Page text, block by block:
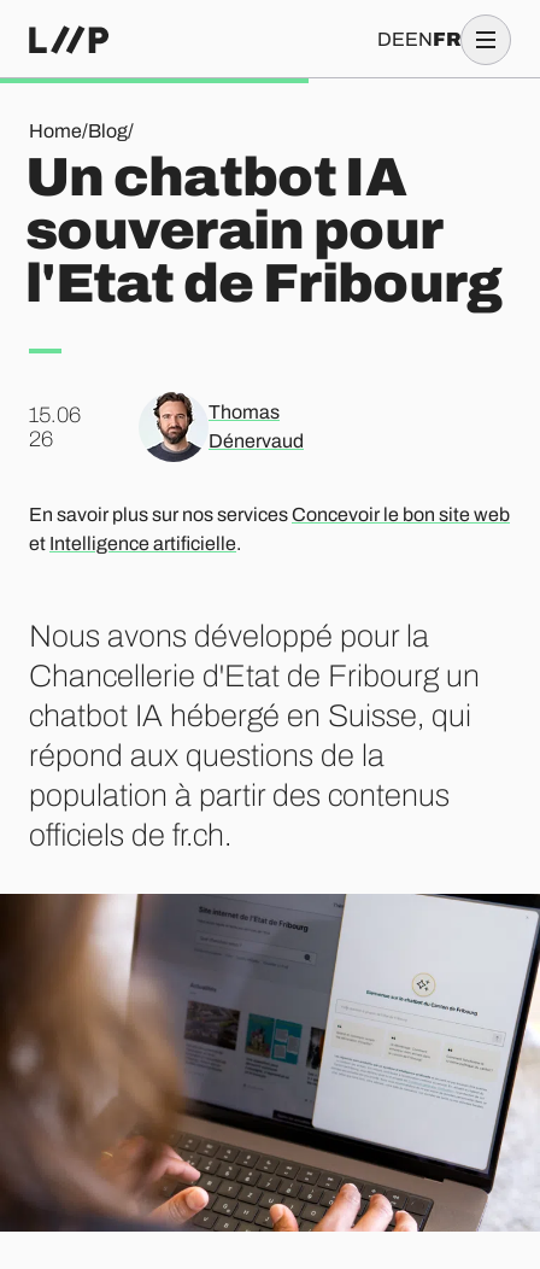
DEENFR
Home/Blog/
Un chatbot IA souverain pour l'Etat de Fribourg
Un chatbot IA
souverain pour
l'Etat de Fribourg
15.06
.26
Thomas
Dénervaud
En savoir plus sur nos servicesConcevoir le bon site web
et Intelligence artificielle.
Nous avons développé pour la
Chancellerie d'Etat de Fribourg un
chatbot IA hébergé en Suisse, qui
répond aux questions de la
population à partir des contenus
officiels de fr.ch.